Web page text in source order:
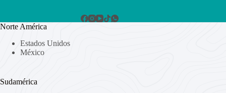
Norte América
Estados Unidos
México
Sudamérica